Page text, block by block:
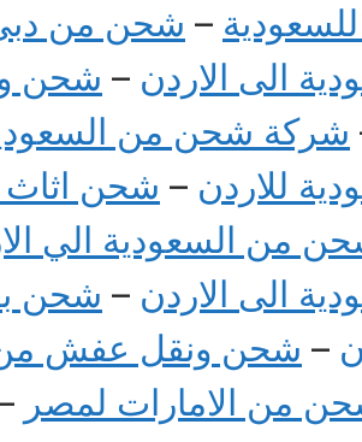
– شحن من
الى الاردن – شحن
شركة شحن من
للاردن – شحن اثاث
من السعودية الي
الى الاردن – شحن
– شحن ونقل عفش من
من الامارات لمصر